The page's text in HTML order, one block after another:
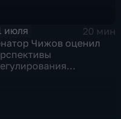
июля
20 мин
Чижов оценил